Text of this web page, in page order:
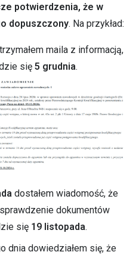
potwierdzenia, że w
dopuszczony. Na przykład:
maila z informacją,
się 5 grudnia.
dostałem wiadomość, że
dokumentów
się 19 listopada.
dnia dowiedziałem się, że